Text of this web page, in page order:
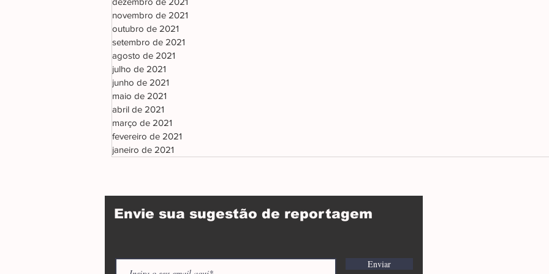
novembro de 2021
outubro de 2021
setembro de 2021
agosto de 2021
julho de 2021
junho de 2021
maio de 2021
abril de 2021
março de 2021
fevereiro de 2021
janeiro de 2021
Envie sua sugestão de reportagem
Enviar